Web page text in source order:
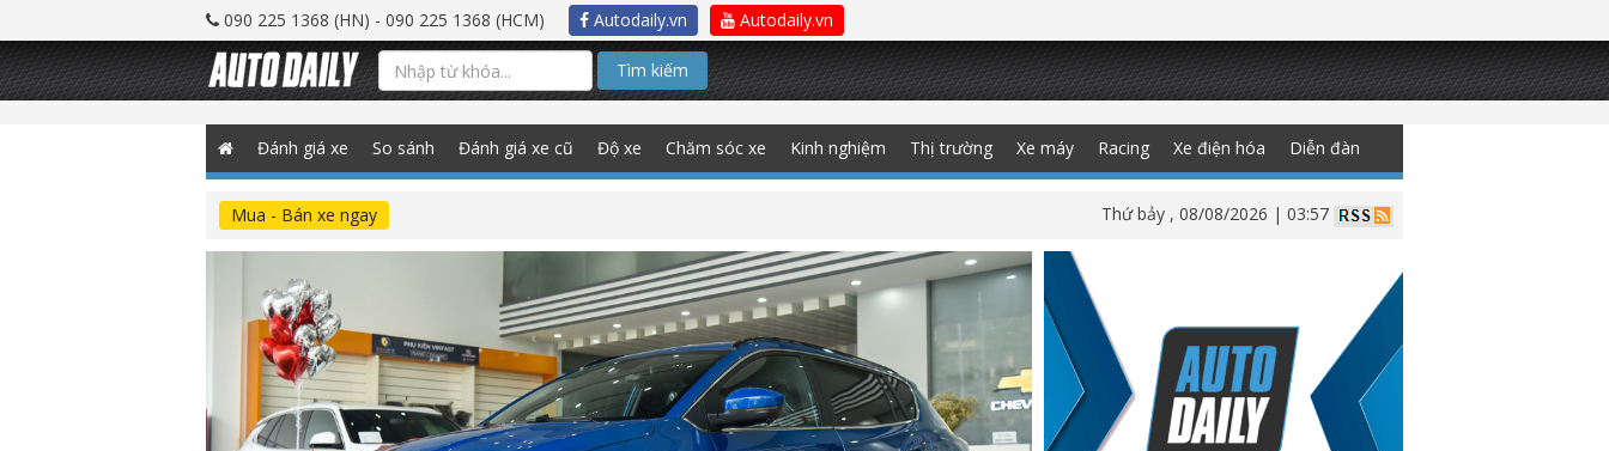
090 225 1368 (HN) - 090 225 1368 (HCM) Autodaily.vn Autodaily.vn
Tìm kiếm
Đánh giá xe So sánh Đánh giá xe cũ Độ xe Chăm sóc xe Kinh nghiệm Thị trường Xe máy Racing Xe điện hóa Diễn đàn
Mua - Bán xe ngay Thứ bảy , 08/08/2026 | 03:57